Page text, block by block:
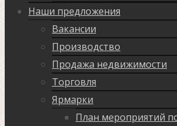
Наши предложения
Вакансии
Производство
Продажа недвижимости
Торговля
Ярмарки
План мероприятий